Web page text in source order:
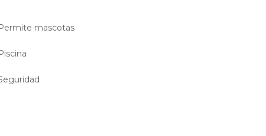
mascotas